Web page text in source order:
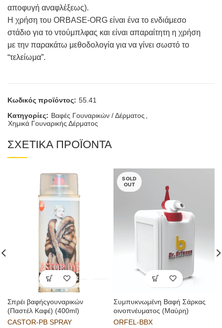
αποφυγή αναφλέξεως).
Η χρήση του ORBASE-ORG είναι ένα το ενδιάμεσο
στάδιο για το ντούμπλφας και είναι απαραίτητη η χρήση
με την παρακάτω μεθοδολογία για να γίνει σωστό το
“τελείωμα”.
Κωδικός προϊόντος: 55.41
Κατηγορίες: Βαφές Γουναρικών / Δέρματος
Χημικά Γουναρικής Δέρματος
ΣΧΕΤΙΚΑ ΠΡΟΪΟΝΤΑ
Σπρέι βαφήςγουναρικών
(Παστέλ Καφέ) (400ml)
CASTOR-PB SPRAY
SOLD
OUT
Συμπυκνωμένη Βαφή Σάρκας
οινοπνέυματος (Μαύρη)
ORFEL-BBX